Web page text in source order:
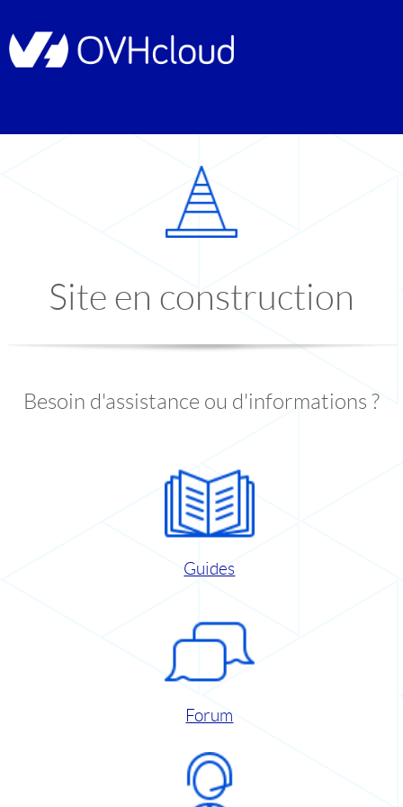
Site en construction
Besoin d'assistance ou d'informations ?
Guides
Forum